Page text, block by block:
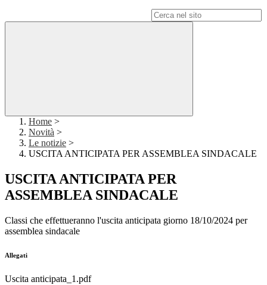
Home >
Novità >
Le notizie >
USCITA ANTICIPATA PER ASSEMBLEA SINDACALE
USCITA ANTICIPATA PER
ASSEMBLEA SINDACALE
Classi che effettueranno l'uscita anticipata giorno 18/10/2024 per
assemblea sindacale
Allegati
Uscita anticipata_1.pdf